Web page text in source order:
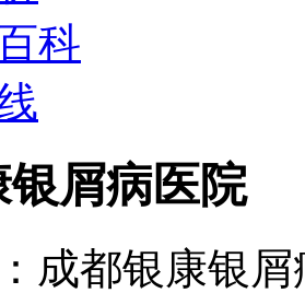
科
屑病医院
成都银康银